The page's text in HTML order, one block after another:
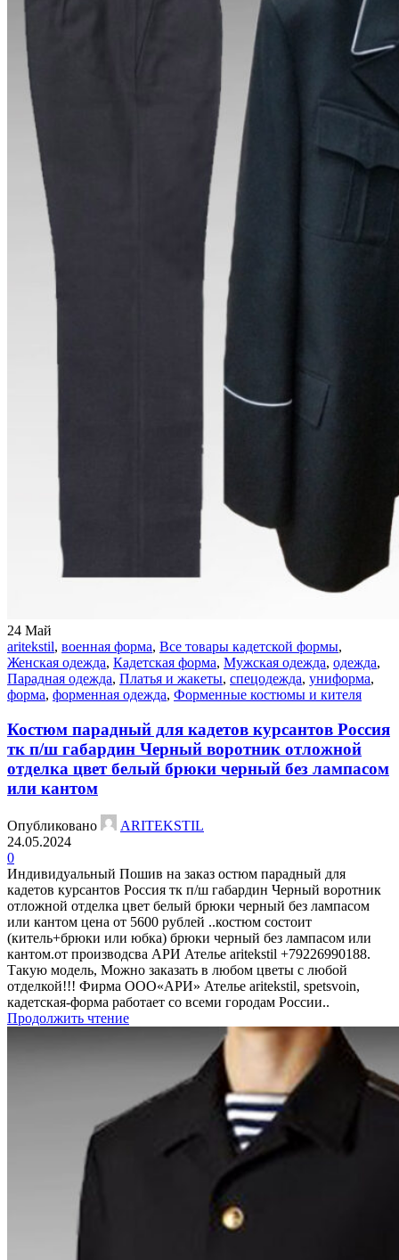
24 Май
aritekstil, военная форма, Все товары кадетской формы,
Женская одежда, Кадетская форма, Мужская одежда, одежда,
Парадная одежда, Платья и жакеты, спецодежда, униформа,
форма, форменная одежда, Форменные костюмы и кителя
Костюм парадный для кадетов курсантов Россия
тк п/ш габардин Черный воротник отложной
отделка цвет белый брюки черный без лaмпасом
или кантом
Опубликовано
ARITEKSTIL
24.05.2024
0
Индивидуальный Пошив на заказ остюм парадный для
кадетов курсантов Россия тк п/ш габардин Черный воротник
отложной отделка цвет белый брюки черный без лaмпасом
или кантом цена от 5600 рублей ..костюм состоит
(китель+брюки или юбка) брюки черный без лaмпасом или
кантом.от производсва АРИ Ателье aritekstil +79226990188.
Такую модель, Mожно заказать в любом цветы с любой
отделкой!!! Фирма ООО«АРИ» Ателье aritekstil, spetsvoin,
кадетская-форма работает со всеми городам России..
Продолжить чтение